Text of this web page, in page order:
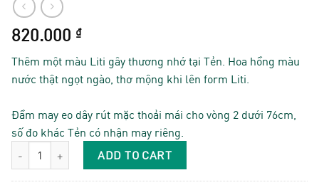
820.000 ₫
Thêm một màu Liti gây thương nhớ tại Tẻn. Hoa hồng màu
nước thật ngọt ngào, thơ mộng khi lên form Liti.
Đầm may eo dây rút mặc thoải mái cho vòng 2 dưới 76cm,
số đo khác Tẻn có nhận may riêng.
Liti - Carter Cotton quantityADD TO CART